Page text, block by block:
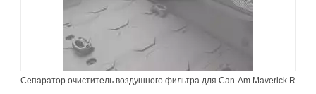
Сепаратор очиститель воздушного фильтра для Can-Am Maverick R